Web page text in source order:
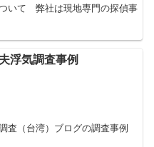
いて 弊社は現地専門の探偵事
浮気調査事例
査（台湾）ブログの調査事例